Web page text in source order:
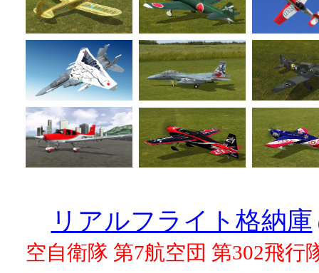
リアルフライト格納庫
空自衛隊 第7航空団 第302飛行